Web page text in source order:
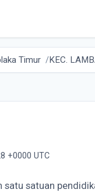
Timur KEC.
+0000 UTC
satu satuan